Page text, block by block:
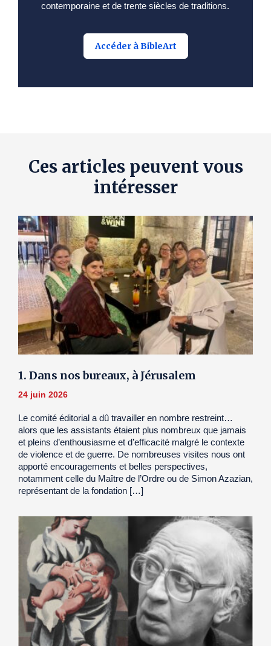
contemporaine et de trente siècles de traditions.
Accéder à BibleArt
Ces articles peuvent vous
intéresser
1. Dans nos bureaux, à Jérusalem
24 juin 2026
Le comité éditorial a dû travailler en nombre restreint…
alors que les assistants étaient plus nombreux que jamais
et pleins d’enthousiasme et d’efficacité malgré le contexte
de violence et de guerre. De nombreuses visites nous ont
apporté encouragements et belles perspectives,
notamment celle du Maître de l’Ordre ou de Simon Azazian,
représentant de la fondation […]